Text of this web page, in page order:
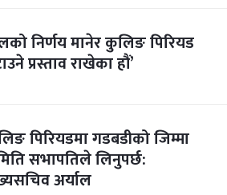
निर्णय मानेर कुलिङ पिरियड
प्रस्ताव राखेका हौं’
पिरियडमा गडबडीको जिम्मा
सभापतिले लिनुपर्छ:
अर्याल